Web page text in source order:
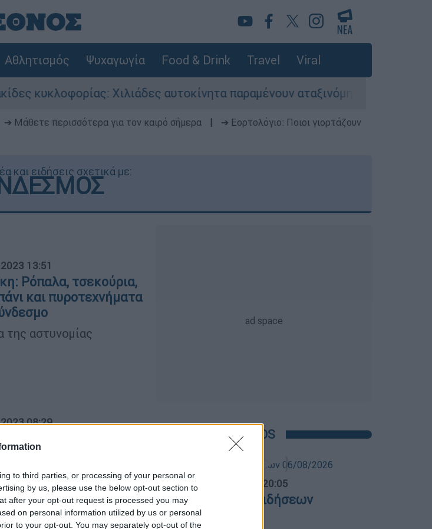
to third parties, or processing of your personal or
by us, please use the below opt-out section to
after your opt-out request is processed you may
on personal information utilized by us or personal
to your opt-out. You may separately opt-out of the
Αθλητισμός Ψυχαγωγία Food & Drink Travel Viral
Χιλιάδες αυτοκίνητα παραμένουν αταξινόμητα - Λύση αναζητά το
➔ Μάθετε περισσότερα για τον καιρό σήμερα
➔ Εορτολόγιο: Ποιοι γιορτάζουν
και ειδήσεις σχετικά με:
13:51
Ρόπαλα, τσεκούρια,
και πυροτεχνήματα
της αστυνομίας
08:29
στον σύνδεσμο
στο Μαρούσι -
σε γύρω κτίρια
σε καταστήματα,
οχήματα
POPULAR VIDEOS
Κεντρικό... 06.08.2026 20:05
Κεντρικό δελτίο ειδήσεων
06/08/2026